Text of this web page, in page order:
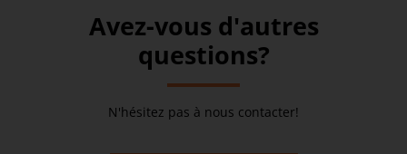
Avez-vous d'autres
questions?
N'hésitez pas à nous contacter!